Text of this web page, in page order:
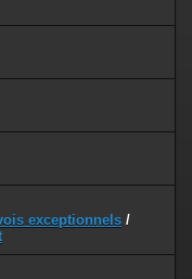
exceptionnels /